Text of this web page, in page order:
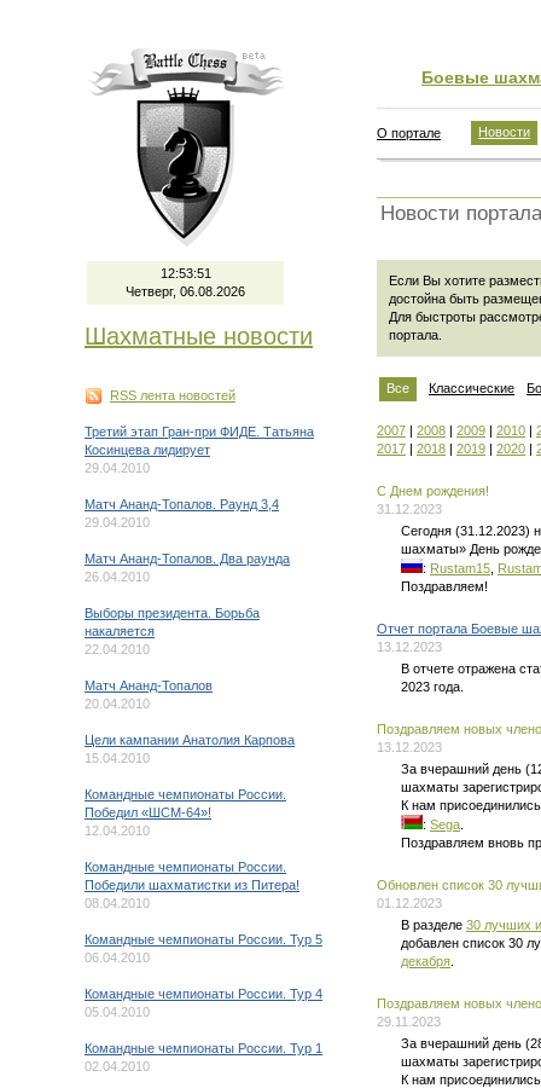
12:53:51
Четверг, 06.08.2026
Шахматные новости
RSS лента новостей
Третий этап Гран-при ФИДЕ. Татьяна
Косинцева лидирует
29.04.2010
Матч Ананд-Топалов. Раунд 3,4
29.04.2010
Матч Ананд-Топалов. Два раунда
26.04.2010
Выборы президента. Борьба
накаляется
22.04.2010
Матч Ананд-Топалов
20.04.2010
Цели кампании Анатолия Карпова
15.04.2010
Командные чемпионаты России.
Победил «ШСМ-64»!
12.04.2010
Командные чемпионаты России.
Победили шахматистки из Питера!
08.04.2010
Командные чемпионаты России. Тур 5
06.04.2010
Командные чемпионаты России. Тур 4
05.04.2010
Командные чемпионаты России. Тур 1
02.04.2010
Боевые
О портале Новости
Новости
Если Вы хотите
достойна быть
Для быстроты
портала
Все Классические
2007 | 2008 | 2009 | 2010 |
2017 | 2018 | 2019 | 2020 |
C Днем рождения!
31.12.2023
Сегодня (31.12.2023)
шахматы» День
: Rustam15
Поздравляем!
Отчет портала Боевые
13.12.2023
В отчете отражена
2023 года.
Поздравляем новых
13.12.2023
За вчерашний день
шахматы
К нам
: Sega
Поздравляем вновь
Обновлен список 30
01.12.2023
В разделе 30 лучших
добавлен список 30
декабря
Поздравляем новых
29.11.2023
За вчерашний день
шахматы
К нам